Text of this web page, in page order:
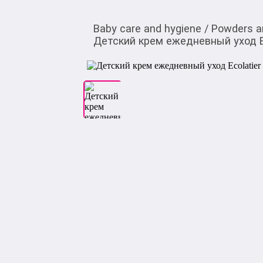
Baby care and hygiene / Powders
Детский крем ежедневный уход